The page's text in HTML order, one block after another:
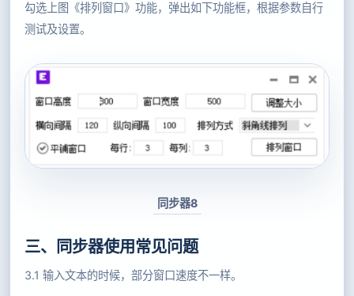
勾选上图《排列窗口》功能，弹出如下功能框，根据参数自行
测试及设置。
同步器8
三、同步器使用常见问题
3.1 输入文本的时候，部分窗口速度不一样。